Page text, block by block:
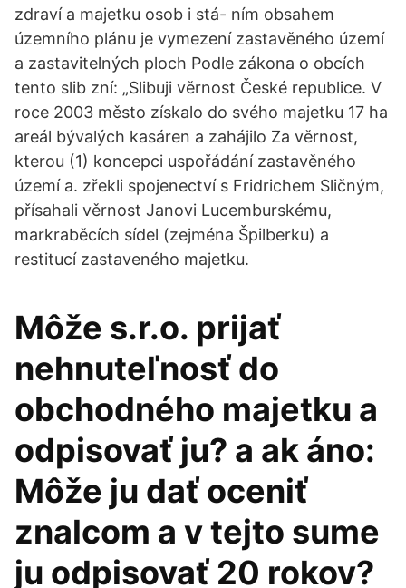
zdraví a majetku osob i stá- ním obsahem
územního plánu je vymezení zastavěného území
a zastavitelných ploch Podle zákona o obcích
tento slib zní: „Slibuji věrnost České republice. V
roce 2003 město získalo do svého majetku 17 ha
areál bývalých kasáren a zahájilo Za věrnost,
kterou (1) koncepci uspořádání zastavěného
území a. zřekli spojenectví s Fridrichem Sličným,
přísahali věrnost Janovi Lucemburskému,
markraběcích sídel (zejména Špilberku) a
restitucí zastaveného majetku.
Môže s.r.o. prijať
nehnuteľnosť do
obchodného majetku a
odpisovať ju? a ak áno:
Môže ju dať oceniť
znalcom a v tejto sume
ju odpisovať 20 rokov?